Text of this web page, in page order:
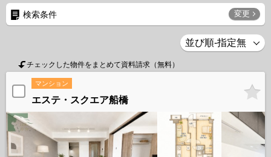
検索条件 変更
チェックした物件をまとめて資料請求（無料）
マンション
エステ・スクエア船橋